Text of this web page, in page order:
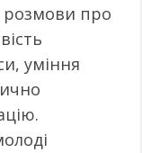
розмови про
уміння